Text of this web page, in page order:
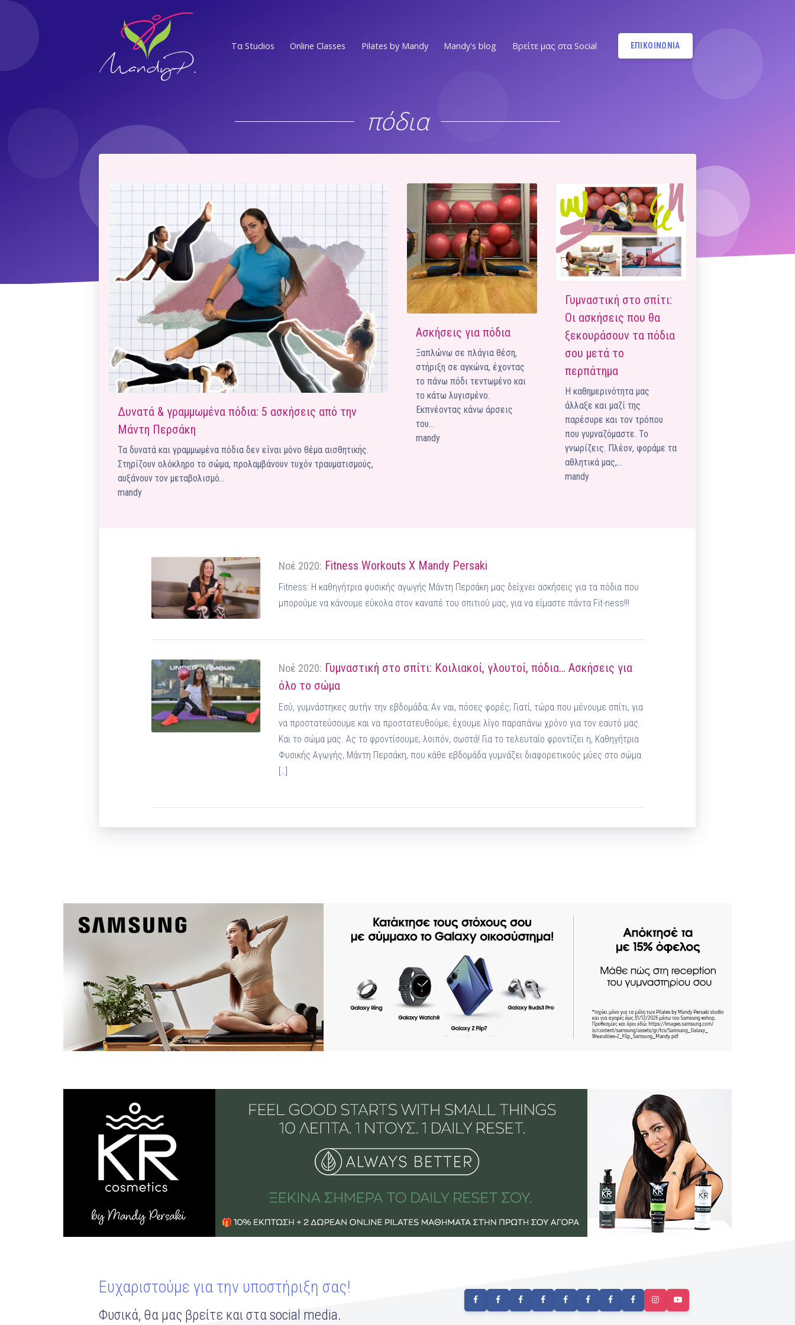
Τα Studios
Α
Στο κέντρο του Αλίμου
ΝΨ
Ένας χώρος ευεξίας στην καρδιά του Νέου Ψυχικού
Ν.ΜΑΚΡΗ
Ένα μεγάλο και όμορφο γυμναστήριο κοντά στη θάλασσα
Κ
ΚΟΡΥΔΑΛΛOΣ
Το pilates έχει τον δικό του καταπληκτικό χώρο στον
Κορυδαλλό
ΠΕΥ
ΠΕΥΚΗ
Η εξέλιξη της ευεξίας στην Πεύκη
NEOΣ ΧΩΡΟΣ
Προορισμός Pilates στην Καρδιά της Πόλης
Online Classes Pilates by Mandy Mandy's blog
MEDIA PRESS
VIDEOS
WORKOUTS
ΟΛΑ ΤΑ ΑΡΘΡΑ
Βρείτε μας στα Social
Pilates by Mandy
FACEBOOK ΕΛΛΗΝΙΚΟΥ
Pilates by Mandy
FACEBOOK ΑΛΙΜΟΥ
Pilates by Mandy
Pilates by Mandy
FACEBOOK N.ΜΑΚΡΗΣ
Pilates by Mandy
FACEBOOK ΚΟΡΥΔΑΛΛΟΥ
Pilates by Mandy
FACEBOOK ΠΕΡΙΣΤΕΡΊΟΥ
Pilates by Mandy
FACEBOOK ΠΕΎΚΗΣ
ΚΑΝΑΛΙ YOUTUBE
ΕΠΙΚΟΙΝΩΝΙΑ
πόδια
Δυνατά & γραμμωμένα πόδια: 5 ασκήσεις από την
Μάντη Περσάκη
Τα δυνατά και γραμμωμένα πόδια δεν είναι μόνο θέμα αισθητικής.
Στηρίζουν ολόκληρο το σώμα, προλαμβάνουν τυχόν τραυματισμούς,
αυξάνουν τον μεταβολισμό…
mandy
Ασκήσεις για πόδια
Ξαπλώνω σε πλάγια θέση,
στήριξη σε αγκώνα, έχοντας
το πάνω πόδι τεντωμένο και
το κάτω λυγισμένο.
Εκπνέοντας κάνω άρσεις
του…
mandy
Γυμναστική στο σπίτι:
Οι ασκήσεις που θα
ξεκουράσουν τα πόδια
σου μετά το
περπάτημα
Η καθημερινότητα μας
άλλαξε και μαζί της
παρέσυρε και τον τρόπου
που γυμναζόμαστε. Το
γνωρίζεις. Πλέον, φοράμε τα
αθλητικά μας,…
mandy
Νοέ 2020: Fitness Workouts X Mandy Persaki
Fitness: Η καθηγήτρια φυσικής αγωγής Μάντη Περσάκη μας δείχνει ασκήσεις για τα πόδια που
μπορούμε να κάνουμε εύκολα στον καναπέ του σπιτιού μας, για να είμαστε πάντα Fit-ness!!!
Νοέ 2020: Γυμναστική στο σπίτι: Κοιλιακοί, γλουτοί, πόδια… Ασκήσεις για
όλο το σώμα
Εσύ, γυμνάστηκες αυτήν την εβδομάδα; Αν ναι, πόσες φορές; Γιατί, τώρα που μένουμε σπίτι, για
να προστατεύσουμε και να προστατευθούμε, έχουμε λίγο παραπάνω χρόνο για τον εαυτό μας.
Και το σώμα μας. Ας το φροντίσουμε, λοιπόν, σωστά! Για το τελευταίο φροντίζει η, Καθηγήτρια
Φυσικής Αγωγής, Μάντη Περσάκη, που κάθε εβδομάδα γυμνάζει διαφορετικούς μύες στο σώμα
[…]
Ευχαριστούμε για την υποστήριξη σας!
Φυσικά, θα μας βρείτε και στα social media.